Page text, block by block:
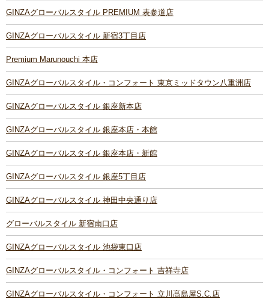
GINZAグローバルスタイル PREMIUM 表参道店
GINZAグローバルスタイル 新宿3丁目店
Premium Marunouchi 本店
GINZAグローバルスタイル・コンフォート 東京ミッドタウン八重洲店
GINZAグローバルスタイル 銀座新本店
GINZAグローバルスタイル 銀座本店・本館
GINZAグローバルスタイル 銀座本店・新館
GINZAグローバルスタイル 銀座5丁目店
GINZAグローバルスタイル 神田中央通り店
グローバルスタイル 新宿南口店
GINZAグローバルスタイル 池袋東口店
GINZAグローバルスタイル・コンフォート 吉祥寺店
GINZAグローバルスタイル・コンフォート 立川髙島屋S.C.店